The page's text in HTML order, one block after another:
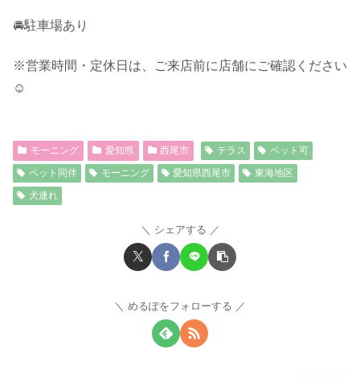
🚘駐車場あり
※営業時間・定休日は、ご来店前に店舗にご確認ください
☺︎
モーニング 愛知県 西尾市 テラス
ペット可
ペット同伴
モーニング 愛知県西尾市
東海地区
犬連れ
シェアする
めるぽをフォローする